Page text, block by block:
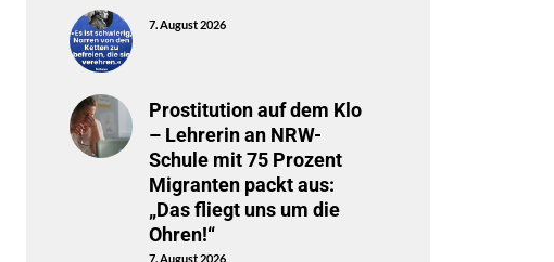
7. August 2026
Prostitution auf dem Klo
– Lehrerin an NRW-
Schule mit 75 Prozent
Migranten packt aus:
„Das fliegt uns um die
Ohren!“
7. August 2026